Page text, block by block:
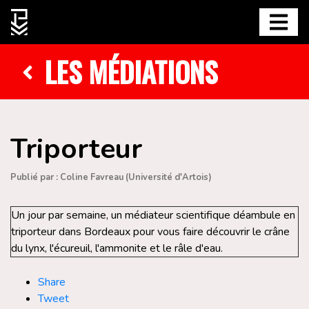
LES MÉDIATIONS
Triporteur
Publié par : Coline Favreau (Université d'Artois)
Un jour par semaine, un médiateur scientifique déambule en
triporteur dans Bordeaux pour vous faire découvrir le crâne
du lynx, l'écureuil, l'ammonite et le râle d'eau.
Share
Tweet